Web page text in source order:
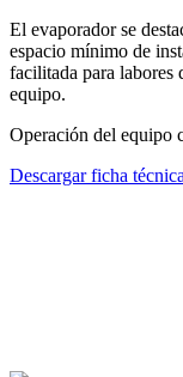
El evaporador se
espacio mínimo de
facilitada para labores
equipo.
Operación del equipo
Descargar ficha técnica